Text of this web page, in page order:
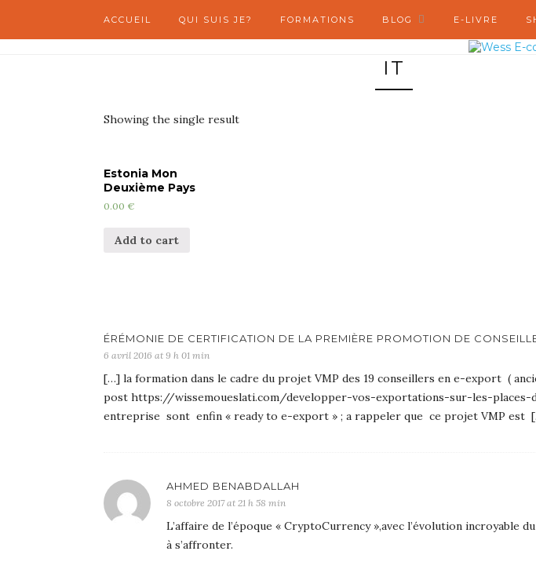
ACCUEIL QUI SUIS JE? FORMATIONS BLOG E-LIVRE
IT
Showing the single result
Estonia Mon
Deuxième Pays
0.00 €
Add to cart
ÉRÉMONIE DE CERTIFICATION DE LA PREMIÈRE PROMOTION DE
6 avril 2016 at 9 h 01 min
[…] la formation dans le cadre du projet VMP des 19 conseillers en e-export (
post https://wissemoueslati.com/developper-vos-exportations-sur-les-
entreprise sont enfin « ready to e-export » ; a rappeler que ce projet VMP est
AHMED BENABDALLAH
8 octobre 2017 at 21 h 58 min
L’affaire de l’époque « CryptoCurrency »,avec l’évolution incroyable
à s’affronter.